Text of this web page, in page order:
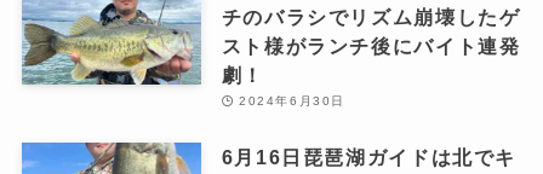
チのバラシでリズム崩壊したゲ
スト様がランチ後にバイト連発
劇！
2024年6月30日
6月16日琵琶湖ガイドは北でキ